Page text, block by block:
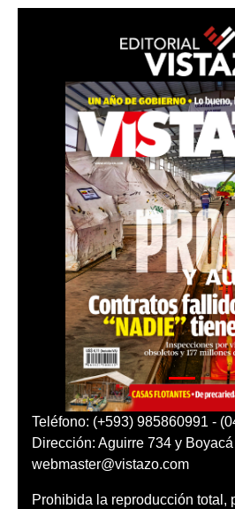
Teléfono: (+593) 985860991 -
Dirección: Aguirre 734 y
webmaster@vistazo.com
Prohibida la reproducción total,